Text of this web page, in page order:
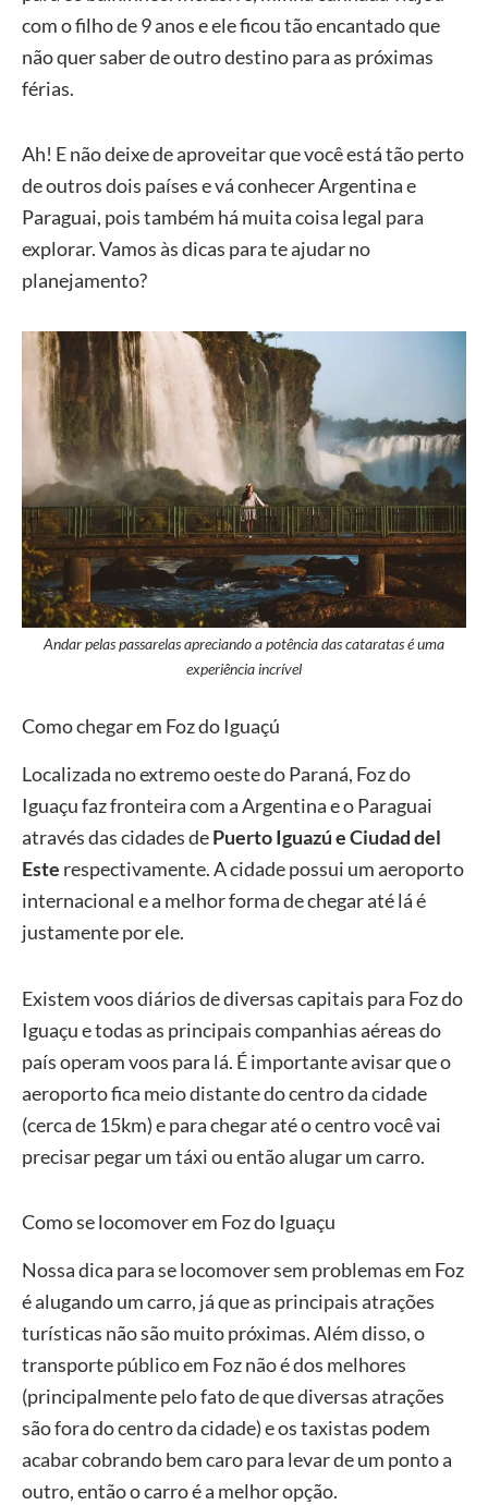
com o filho de 9 anos e ele ficou tão encantado que
não quer saber de outro destino para as próximas
férias.
Ah! E não deixe de aproveitar que você está tão perto
de outros dois países e vá conhecer Argentina e
Paraguai, pois também há muita coisa legal para
explorar. Vamos às dicas para te ajudar no
planejamento?
Andar pelas passarelas apreciando a potência das cataratas é uma
experiência incrível
Como chegar em Foz do Iguaçú
Localizada no extremo oeste do Paraná, Foz do
Iguaçu faz fronteira com a Argentina e o Paraguai
através das cidades dePuerto Iguazú e Ciudad del
Este respectivamente. A cidade possui um aeroporto
internacional e a melhor forma de chegar até lá é
justamente por ele.
Existem voos diários de diversas capitais para Foz do
Iguaçu e todas as principais companhias aéreas do
país operam voos para lá. É importante avisar que o
aeroporto fica meio distante do centro da cidade
(cerca de 15km) e para chegar até o centro você vai
precisar pegar um táxi ou então alugar um carro.
Como se locomover em Foz do Iguaçu
Nossa dica para se locomover sem problemas em Foz
é alugando um carro, já que as principais atrações
turísticas não são muito próximas. Além disso, o
transporte público em Foz não é dos melhores
(principalmente pelo fato de que diversas atrações
são fora do centro da cidade) e os taxistas podem
acabar cobrando bem caro para levar de um ponto a
outro, então o carro é a melhor opção.